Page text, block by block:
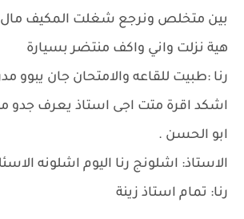
بين متخلص ونرجع شغلت المكيف مال
هية نزلت واني واكف منتضر بسيارة
رنا :طبيت للقاعه والامتحان جان يبوو
اشكد اقرة متت اجى استاذ يعرف جدو مو
ابو الحسن .
الاستاذ: اشلونج رنا اليوم اشلونه
رنا: تمام استاذ زينة